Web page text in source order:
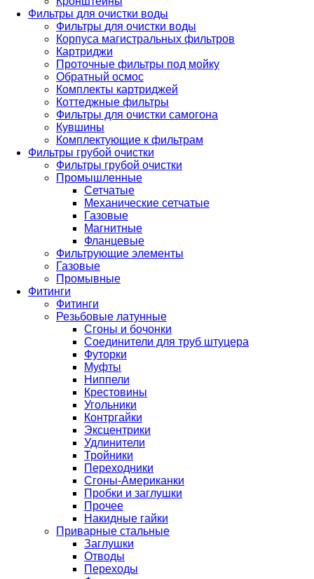
Фильтры для очистки воды
Фильтры для очистки воды
Корпуса магистральных фильтров
Картриджи
Проточные фильтры под мойку
Обратный осмос
Комплекты картриджей
Коттеджные фильтры
Фильтры для очистки самогона
Кувшины
Комплектующие к фильтрам
Фильтры грубой очистки
Фильтры грубой очистки
Промышленные
Сетчатые
Механические сетчатые
Газовые
Магнитные
Фланцевые
Фильтрующие элементы
Газовые
Промывные
Фитинги
Фитинги
Резьбовые латунные
Сгоны и бочонки
Соединители для труб штуцера
Футорки
Муфты
Ниппели
Крестовины
Угольники
Контргайки
Эксцентрики
Удлинители
Тройники
Переходники
Сгоны-Американки
Пробки и заглушки
Прочее
Накидные гайки
Приварные стальные
Заглушки
Отводы
Переходы